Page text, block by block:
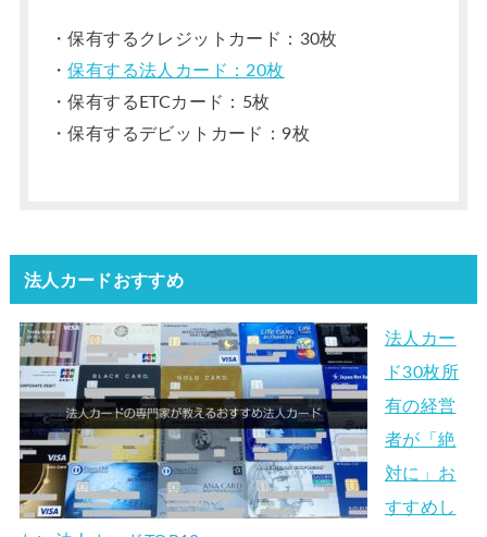
・保有するクレジットカード：30枚
・保有する法人カード：20枚
・保有するETCカード：5枚
・保有するデビットカード：9枚
法人カードおすすめ
法人カー
ド30枚所
有の経営
者が「絶
対に」お
すすめし